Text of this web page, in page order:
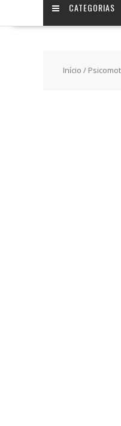
CATEGORIAS
Início /